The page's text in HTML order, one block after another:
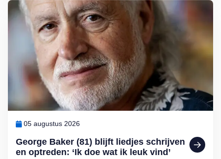
George Baker (81) blijft liedjes schrijven
en optreden: ‘Ik doe wat ik leuk vind’
05 augustus 2026
Lees meer over George Baker (81) blijft liedjes schrijven en